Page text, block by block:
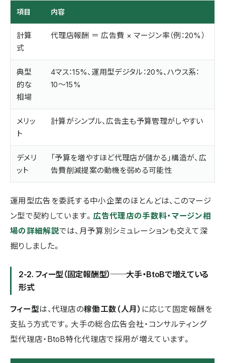
項目 内容
計算
式
代理店報酬 ＝ 広告費 × マージン率（例：20%）
典型
的な
相場
4マス：15%、運用型デジタル：20%、ハウス系：
10〜15%
メリッ
ト
計算がシンプル、広告主も予算管理がしやすい
デメリ
ット
「予算を増やすほど代理店が儲かる」構造が、広
告費削減提案の動機を弱める可能性
運用型広告を委託する中小企業のほとんどは、このマージ
ン型で契約しています。 広告代理店の手数料・マージン相
場の詳細解説では、月予算別シミュレーションも交えて深
掘りしました。
2-2. フィー型（固定報酬型）──大手・BtoBで増えている
形式
フィー型は、代理店の稼働工数（人月） に応じて固定報酬を
支払う方式です。大手の総合広告会社・コンサルティング
型代理店・BtoB特化代理店で採用が増えています。